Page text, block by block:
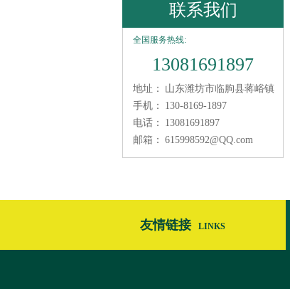
联系我们
全国服务热线:
13081691897
地址：
山东潍坊市临朐县蒋峪镇
手机：
130-8169-1897
电话：
13081691897
邮箱： 615998592@QQ.com
友情链接 LINKS